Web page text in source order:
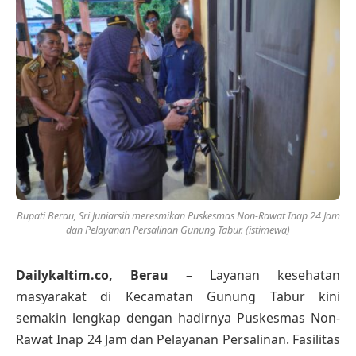
Bupati Berau, Sri Juniarsih meresmikan Puskesmas Non-Rawat Inap 24 Jam
dan Pelayanan Persalinan Gunung Tabur. (istimewa)
Dailykaltim.co, Berau – Layanan kesehatan
masyarakat di Kecamatan Gunung Tabur kini
semakin lengkap dengan hadirnya Puskesmas Non-
Rawat Inap 24 Jam dan Pelayanan Persalinan. Fasilitas